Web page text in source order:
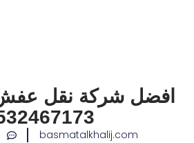
افضل شركة نقل عفش
basmatalkhalij.com
4 Comments